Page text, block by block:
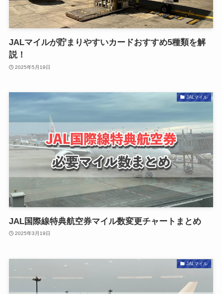
JALマイルが貯まりやすいカードおすすめ5種類を解
説！
2025年5月19日
JALマイル
JAL国際線特典航空券マイル数変更チャートまとめ
2025年3月19日
JALマイル